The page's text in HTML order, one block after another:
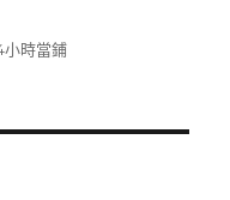
小時當鋪